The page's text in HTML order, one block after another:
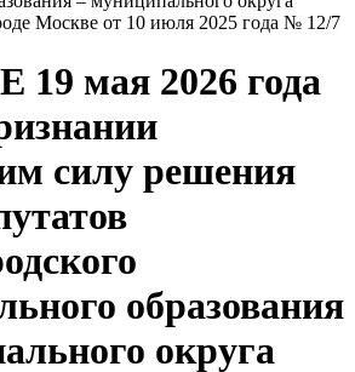
Москве от 10 июля 2025 года № 12/7
мая 2026 года
силу решения
образования
округа